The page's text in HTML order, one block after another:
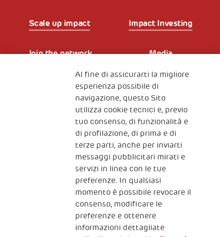
Scale up impact Impact Investing
Join the network Media
Iscriviti alla newsletter
Fondazione
The Human Safety Net
CONTATTACI
2, Piazza Duca degli Abruzzi 34132
Al fine di assicurarti la migliore
esperienza possibile di
navigazione, questo Sito
utilizza cookie tecnici e, previo
tuo consenso, di funzionalità e
di profilazione, di prima e di
terze parti, anche per inviarti
messaggi pubblicitari mirati e
servizi in linea con le tue
preferenze. In qualsiasi
momento è possibile revocare il
consenso, modificare le
preferenze e ottenere
informazioni dettagliate